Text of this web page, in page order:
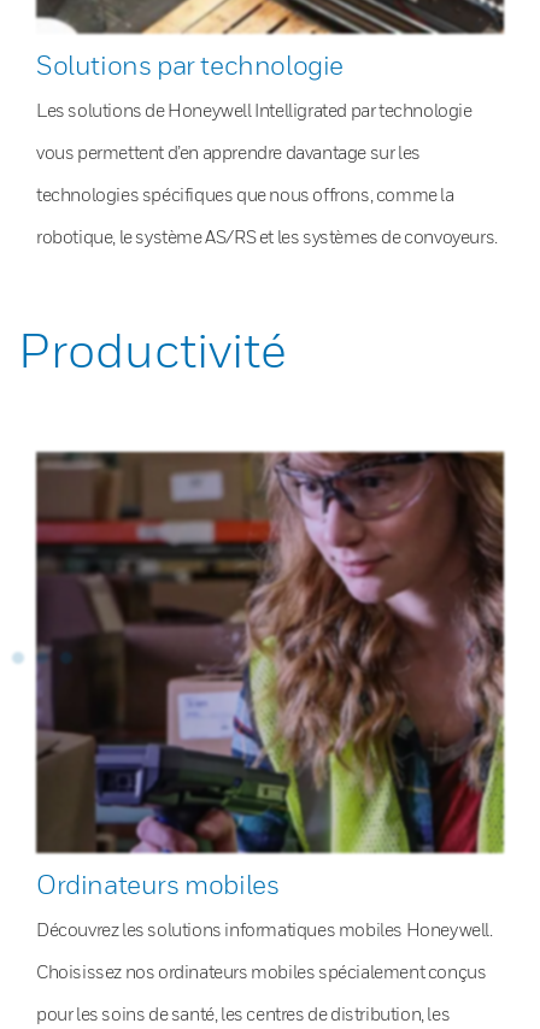
Solutions par technologie
Les solutions de Honeywell Intelligrated par technologie
vous permettent d’en apprendre davantage sur les
technologies spécifiques que nous offrons, comme la
robotique, le système AS/RS et les systèmes de convoyeurs.
Productivité
Ordinateurs mobiles
Découvrez les solutions informatiques mobiles Honeywell.
Choisissez nos ordinateurs mobiles spécialement conçus
pour les soins de santé, les centres de distribution, les